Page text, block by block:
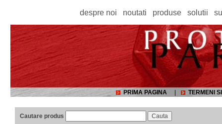
despre noi noutati produse solutii
PRIMA PAGINA TERMENI
Cautare produs